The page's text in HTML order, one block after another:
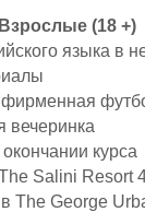
Взрослые (18 +)
языка в
вечеринка
курса
Salini Resort
The George